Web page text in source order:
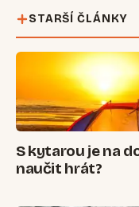
STARŠÍ ČLÁNKY
S kytarou je na
naučit hrát?